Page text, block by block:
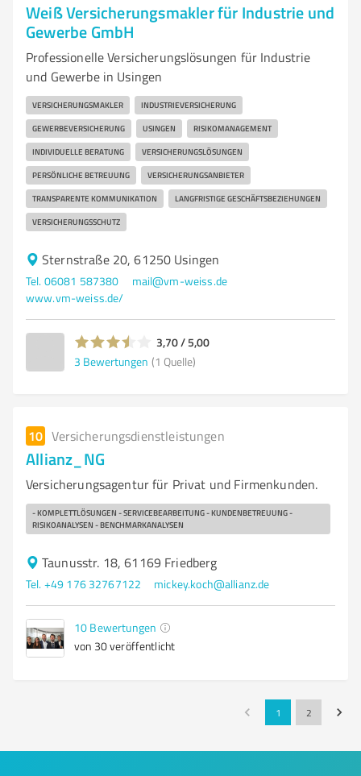
Weiß Versicherungsmakler für Industrie und
Gewerbe GmbH
Professionelle Versicherungslösungen für Industrie
und Gewerbe in Usingen
VERSICHERUNGSMAKLER INDUSTRIEVERSICHERUNG
GEWERBEVERSICHERUNG USINGEN RISIKOMANAGEMENT
INDIVIDUELLE BERATUNG VERSICHERUNGSLÖSUNGEN
PERSÖNLICHE BETREUUNG VERSICHERUNGSANBIETER
TRANSPARENTE KOMMUNIKATION LANGFRISTIGE GESCHÄFTSBEZIEHUNGEN
VERSICHERUNGSSCHUTZ
Sternstraße 20, 61250 Usingen
Tel. 06081 587380
mail@vm-weiss.de
www.vm-weiss.de/
3,70 / 5,00
3 Bewertungen (1 Quelle)
10 Versicherungsdienstleistungen
Allianz_NG
Versicherungsagentur für Privat und Firmenkunden.
- KOMPLETTLÖSUNGEN - SERVICEBEARBEITUNG - KUNDENBETREUUNG -
RISIKOANALYSEN - BENCHMARKANALYSEN
Taunusstr. 18, 61169 Friedberg
Tel. +49 176 32767122 mickey.koch@allianz.de
10 Bewertungen
von 30 veröffentlicht
1 2